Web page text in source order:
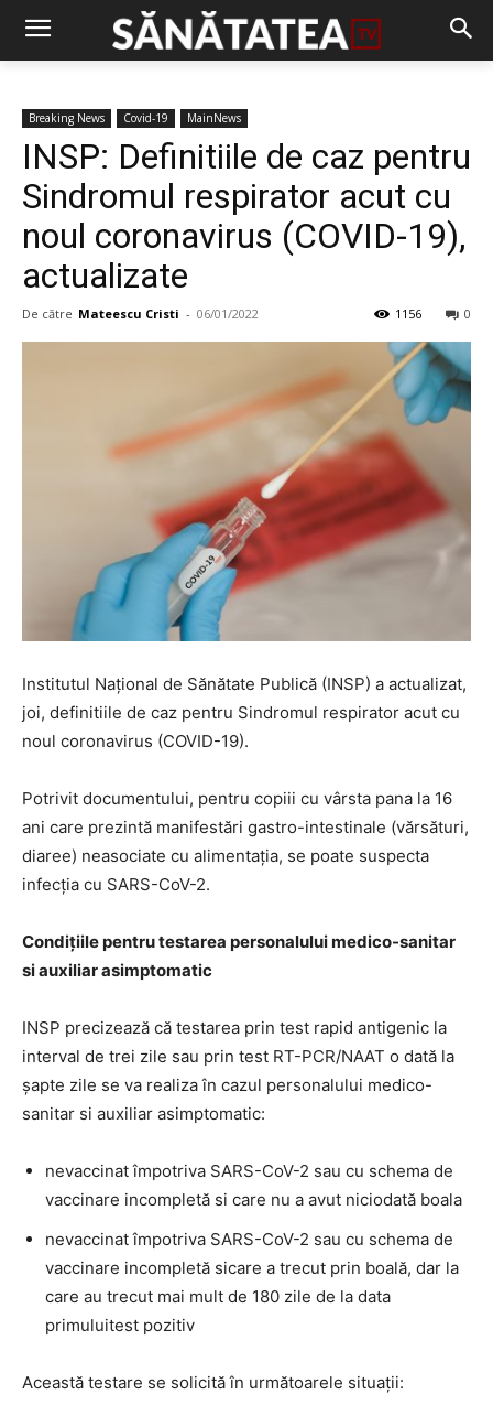
Breaking News Covid-19 MainNews
INSP: Definitiile de caz pentru
Sindromul respirator acut cu
noul coronavirus (COVID-19),
actualizate
De către Mateescu Cristi - 06/01/2022 0
1156
Institutul Național de Sănătate Publică (INSP) a actualizat,
joi, definitiile de caz pentru Sindromul respirator acut cu
noul coronavirus (COVID-19).
Potrivit documentului, pentru copiii cu vârsta pana la 16
ani care prezintă manifestări gastro-intestinale (vărsături,
diaree) neasociate cu alimentația, se poate suspecta
infecția cu SARS-CoV-2.
Condițiile pentru testarea personalului medico-sanitar
si auxiliar asimptomatic
INSP precizează că testarea prin test rapid antigenic la
interval de trei zile sau prin test RT-PCR/NAAT o dată la
șapte zile se va realiza în cazul personalului medico-
sanitar si auxiliar asimptomatic:
nevaccinat împotriva SARS-CoV-2 sau cu schema de
vaccinare incompletă si care nu a avut niciodată boala
nevaccinat împotriva SARS-CoV-2 sau cu schema de
vaccinare incompletă sicare a trecut prin boală, dar la
care au trecut mai mult de 180 zile de la data
primuluitest pozitiv
Această testare se solicită în următoarele situații: